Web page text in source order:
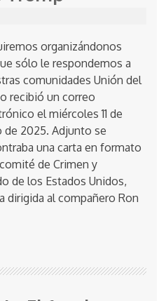
organizándonos
sólo le respondemos a
comunidades Unión del
recibió un correo
el miércoles 11 de
de 2025. Adjunto se
una carta en formato
de Crimen y
de los Estados Unidos,
dirigida al compañero Ron